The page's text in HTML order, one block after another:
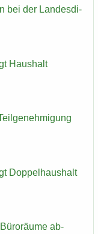
bei der Lan­des­di­
Haus­halt
Dop­pel­haus­halt
ab­